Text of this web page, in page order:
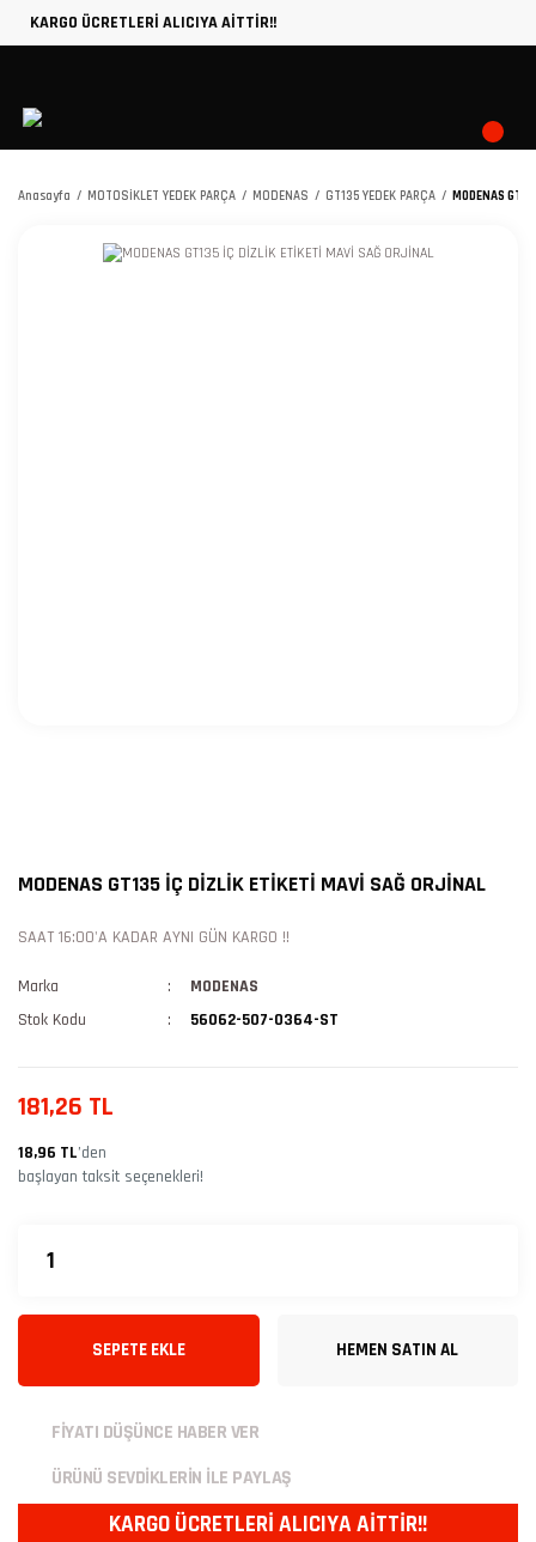
KARGO ÜCRETLERİ ALICIYA AİTTİR!!
Anasayfa MOTOSİKLET YEDEK PARÇA MODENAS GT135 YEDEK PARÇA MODENAS
MODENAS GT135 İÇ DİZLİK ETİKETİ MAVİ SAĞ ORJİNAL
SAAT 16:00'A KADAR AYNI GÜN KARGO !!
Marka
MODENAS
Stok Kodu
56062-507-0364-ST
181,26 TL
18,96 TL’den
başlayan taksit seçenekleri!
SEPETE EKLE HEMEN SATIN AL
FİYATI DÜŞÜNCE HABER VER
ÜRÜNÜ SEVDİKLERİN İLE PAYLAŞ
KARGO ÜCRETLERİ ALICIYA AİTTİR!!